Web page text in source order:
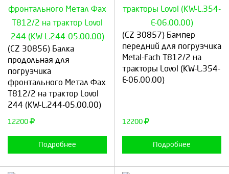
(CZ 30856) Балка
продольная для
погрузчика
фронтального Метал Фах
Т812/2 на трактор Lovol
244 (KW-L.244-05.00.00)
12200
Подробнее
Выберите количество:
Продолжить Отмена
(CZ 30857) Бампер
передний для погрузчика
Metal-Fach Т812/2 на
тракторы Lovol (KW-L.354-
E-06.00.00)
12200
Подробнее
Выберите количество:
Продолжить